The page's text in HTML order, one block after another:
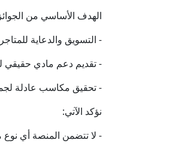
الهدف الأساسي من
- التسويق والدعاية
- تقديم دعم مادي حقيقي
- تحقيق مكاسب عادلة
نؤكد الآتي:
- لا تتضمن المنصة أي نوع